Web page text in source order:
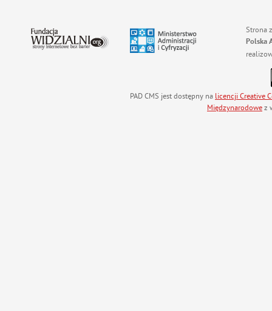
Strona
Polska
PAD CMS jest dostępny na licencji Creative
Międzynarodowe z